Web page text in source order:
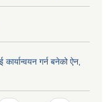
गर्न बनेको ऐन‚